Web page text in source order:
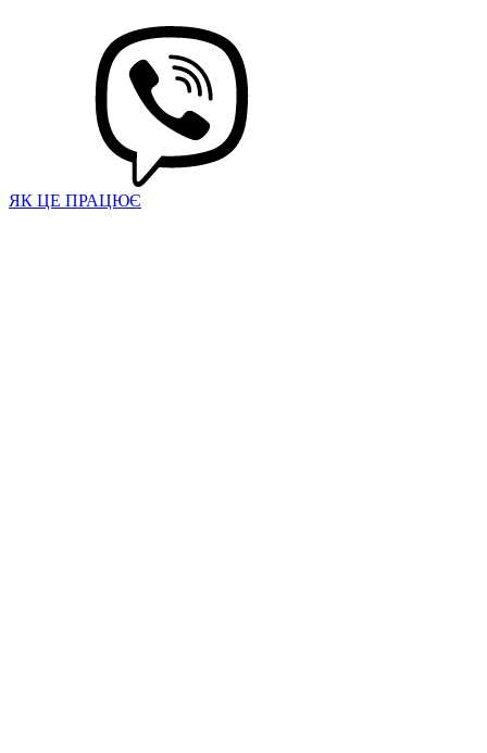
ЯК ЦЕ ПРАЦЮЄ